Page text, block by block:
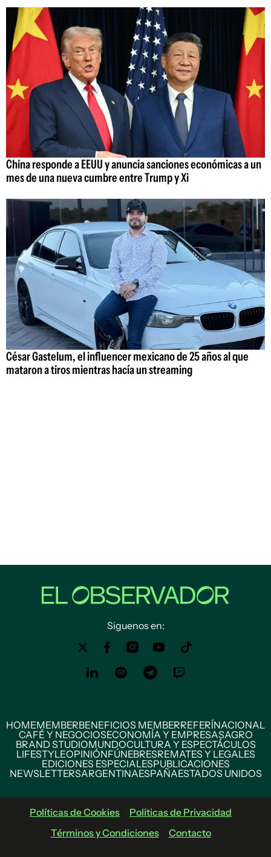
China responde a EEUU y anuncia sanciones económicas a un
mes de una nueva cumbre entre Trump y Xi
César Gastelum, el influencer mexicano de 25 años al que
mataron a tiros mientras hacía un streaming
Siguenos en:
HOMEMEMBERBENEFICIOS MEMBERREFERÍNACIONAL
CAFÉ Y NEGOCIOSECONOMÍA Y EMPRESASAGRO
BRAND STUDIOMUNDOCULTURA Y ESPECTÁCULOS
LIFESTYLEOPINIÓNFÚNEBRESREMATES Y LEGALES
EDICIONES ESPECIALESPUBLICACIONES
NEWSLETTERSARGENTINAESPAÑAESTADOS UNIDOS
Políticas de Cookies
Políticas de Privacidad
Términos y Condiciones
Contacto